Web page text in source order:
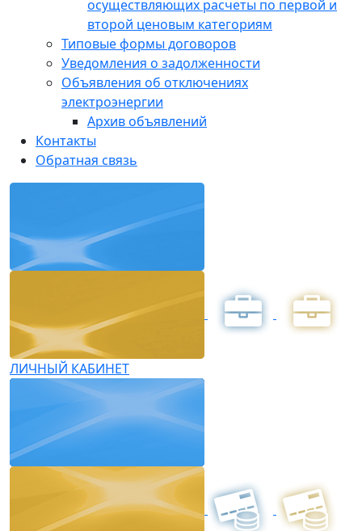
осуществляющих расчеты по первой и
второй ценовым категориям
Типовые формы договоров
Уведомления о задолженности
Объявления об отключениях
электроэнергии
Архив объявлений
Контакты
Обратная связь
ЛИЧНЫЙ КАБИНЕТ